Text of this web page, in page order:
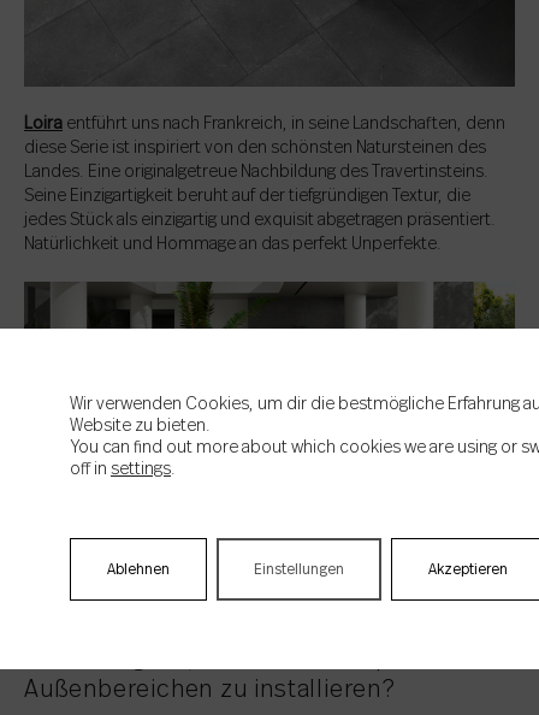
Loira entführt uns nach Frankreich, in seine Landschaften, denn
diese Serie ist inspiriert von den schönsten Natursteinen des
Landes. Eine originalgetreue Nachbildung des Travertinsteins.
Seine Einzigartigkeit beruht auf der tiefgründigen Textur, die
jedes Stück als einzigartig und exquisit abgetragen präsentiert.
Natürlichkeit und Hommage an das perfekt Unperfekte.
Außenbereichen zu installieren?
Wir verwenden Cookies, um dir die bestmögliche Erfahrung
Website zu bieten.
You can find out more about which cookies we are using or
off in settings
Akzeptieren
Ablehnen Einstellungen